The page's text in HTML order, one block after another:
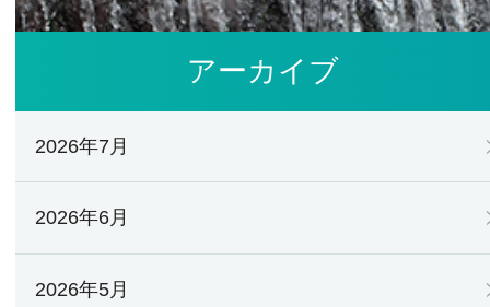
アーカイブ
2026年7月
2026年6月
2026年5月